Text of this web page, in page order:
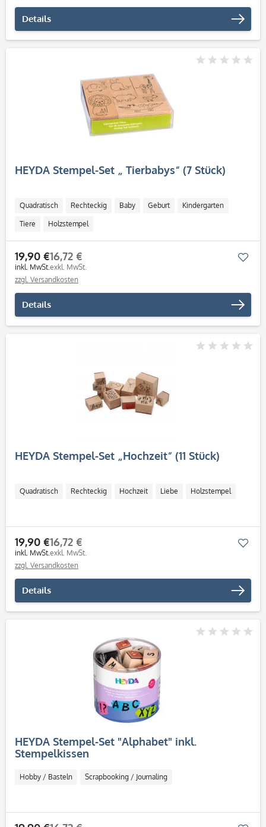
Details
HEYDA Stempel-Set „ Tierbabys“ (7 Stück)
Quadratisch Rechteckig Baby Geburt Kindergarten
Tiere Holzstempel
19,90 €
inkl. MwSt.
16,72 €
exkl. MwSt.
zzgl. Versandkosten
Details
HEYDA Stempel-Set „Hochzeit“ (11 Stück)
Quadratisch Rechteckig Hochzeit Liebe Holzstempel
19,90 €
inkl. MwSt.
16,72 €
exkl. MwSt.
zzgl. Versandkosten
Details
HEYDA Stempel-Set "Alphabet" inkl.
Stempelkissen
Hobby / Basteln Scrapbooking / Journaling